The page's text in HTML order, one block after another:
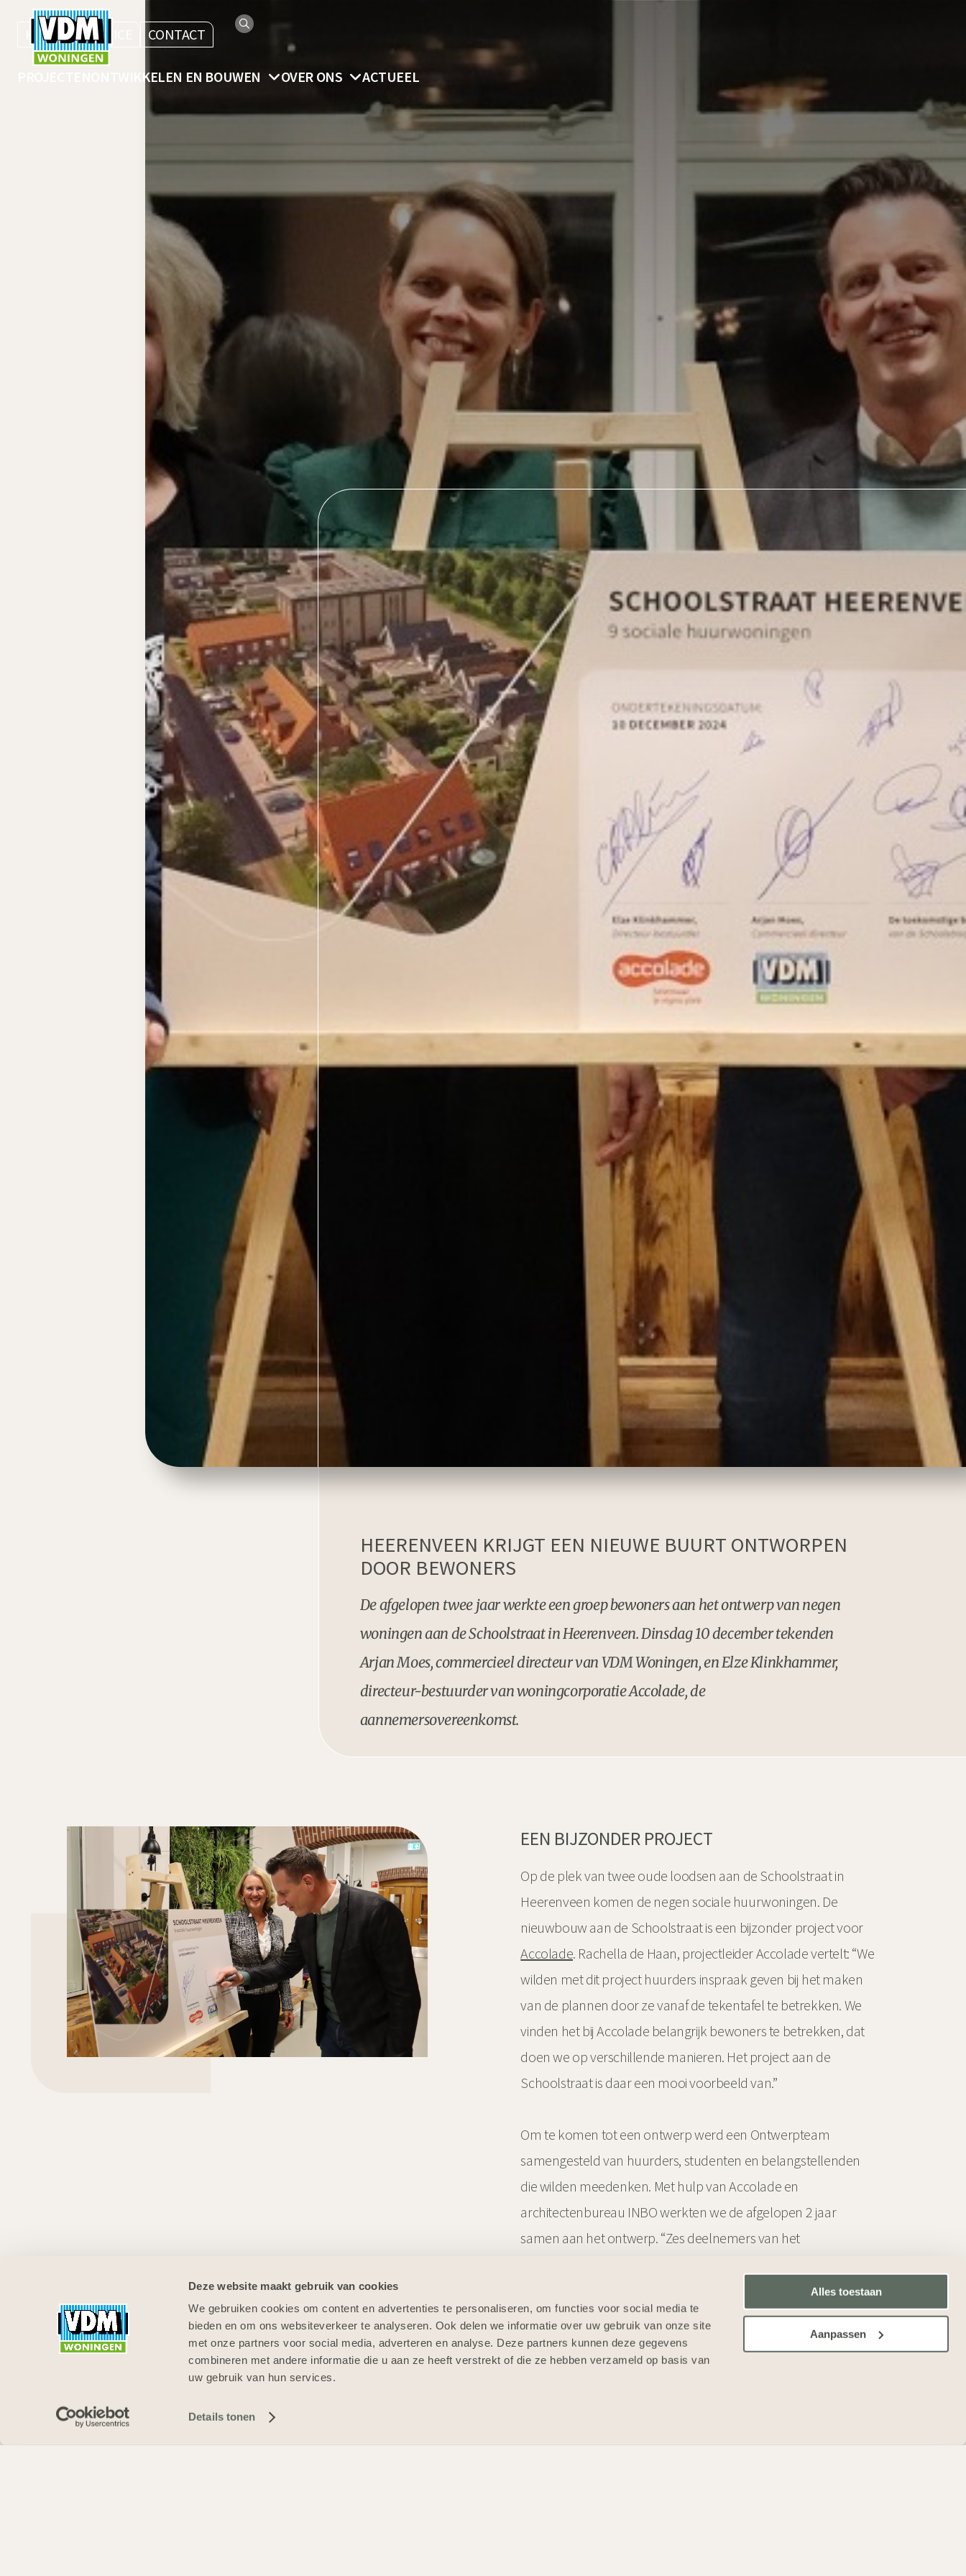
Deze website maakt gebruik van cookies
We gebruiken cookies om content en advertenties te personaliseren, om functies voor social media te
bieden en om ons websiteverkeer te analyseren. Ook delen we informatie over uw gebruik van onze site
met onze partners voor social media, adverteren en analyse. Deze partners kunnen deze gegevens
combineren met andere informatie die u aan ze heeft verstrekt of die ze hebben verzameld op basis van
uw gebruik van hun services.
Details tonen
Alles toestaan
Aanpassen
KLANTENSERVICE CONTACT
ONTWIKKELEN EN BOUWEN OVER ONS ACTUEEL
HEERENVEEN KRIJGT EEN NIEUWE BUURT ONTWORPEN
DOOR BEWONERS
De afgelopen twee jaar werkte een groep bewoners aan het ontwerp van negen
woningen aan de Schoolstraat in Heerenveen. Dinsdag 10 december tekenden
Arjan Moes, commercieel directeur van VDM Woningen, en Elze Klinkhammer,
directeur-bestuurder van woningcorporatie Accolade, de
aannemersovereenkomst.
EEN BIJZONDER PROJECT
Op de plek van twee oude loodsen aan de Schoolstraat in
Heerenveen komen de negen sociale huurwoningen. De
nieuwbouw aan de Schoolstraat is een bijzonder project voor
Accolade. Rachella de Haan, projectleider Accolade vertelt: “We
wilden met dit project huurders inspraak geven bij het maken
van de plannen door ze vanaf de tekentafel te betrekken. We
vinden het bij Accolade belangrijk bewoners te betrekken, dat
doen we op verschillende manieren. Het project aan de
Schoolstraat is daar een mooi voorbeeld van.”
Om te komen tot een ontwerp werd een Ontwerpteam
samengesteld van huurders, studenten en belangstellenden
die wilden meedenken. Met hulp van Accolade en
architectenbureau INBO werkten we de afgelopen 2 jaar
samen aan het ontwerp. “Zes deelnemers van het
andere drie bewoners werden dit najaar gevonden. Samen
gaan zij nog aan de slag met de inrichting van de
gemeenschappelijke tuinen.